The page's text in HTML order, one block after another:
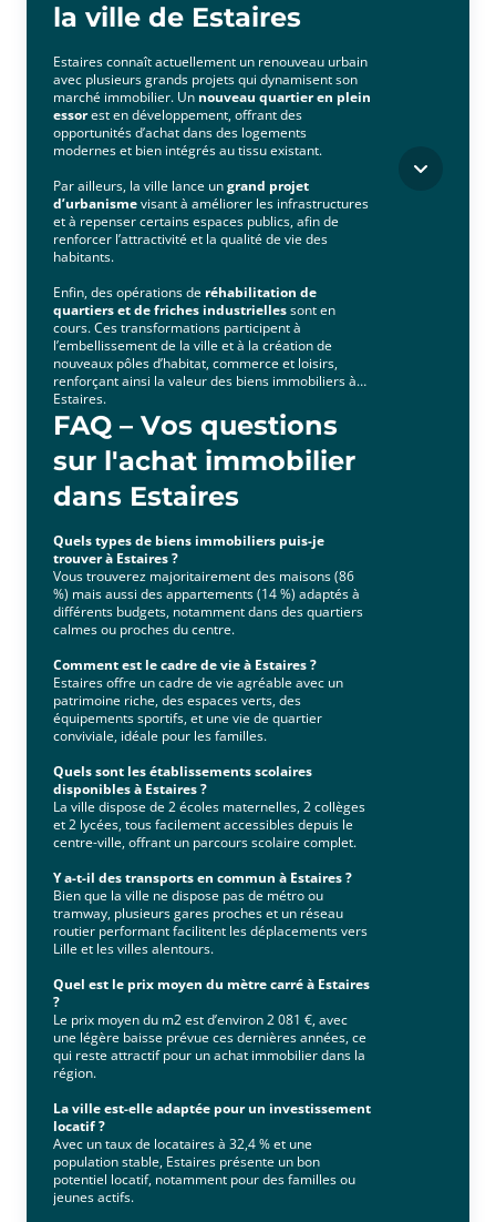
la ville de Estaires
Estaires connaît actuellement un renouveau urbain
avec plusieurs grands projets qui dynamisent son
marché immobilier. Un nouveau quartier en plein
essorest en développement, offrant des
opportunités d’achat dans des logements
modernes et bien intégrés au tissu existant.
Par ailleurs, la ville lance ungrand projet
d’urbanismevisant à améliorer les infrastructures
et à repenser certains espaces publics, afin de
renforcer l’attractivité et la qualité de vie des
habitants.
Enfin, des opérations de réhabilitation de
quartiers et de friches industriellessont en
cours. Ces transformations participent à
l’embellissement de la ville et à la création de
nouveaux pôles d’habitat, commerce et loisirs,
renforçant ainsi la valeur des biens immobiliers à
Estaires.
FAQ – Vos questions
sur l'achat immobilier
dans Estaires
Quels types de biens immobiliers puis-je
trouver à Estaires ?
Vous trouverez majoritairement des maisons (86
%) mais aussi des appartements (14 %) adaptés à
différents budgets, notamment dans des quartiers
calmes ou proches du centre.
Comment est le cadre de vie à Estaires ?
Estaires offre un cadre de vie agréable avec un
patrimoine riche, des espaces verts, des
équipements sportifs, et une vie de quartier
conviviale, idéale pour les familles.
Quels sont les établissements scolaires
disponibles à Estaires ?
La ville dispose de 2 écoles maternelles, 2 collèges
et 2 lycées, tous facilement accessibles depuis le
centre-ville, offrant un parcours scolaire complet.
Y a-t-il des transports en commun à Estaires ?
Bien que la ville ne dispose pas de métro ou
tramway, plusieurs gares proches et un réseau
routier performant facilitent les déplacements vers
Lille et les villes alentours.
Quel est le prix moyen du mètre carré à Estaires
?
Le prix moyen du m2 est d’environ 2 081 €, avec
une légère baisse prévue ces dernières années, ce
qui reste attractif pour un achat immobilier dans la
région.
La ville est-elle adaptée pour un investissement
locatif ?
Avec un taux de locataires à 32,4 % et une
population stable, Estaires présente un bon
potentiel locatif, notamment pour des familles ou
jeunes actifs.